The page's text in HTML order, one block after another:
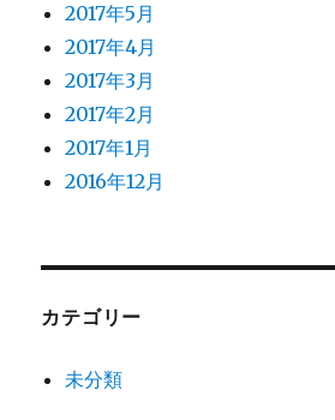
2017年5月
2017年4月
2017年3月
2017年2月
2017年1月
2016年12月
カテゴリー
未分類